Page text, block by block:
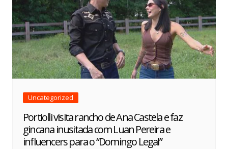
Uncategorized
Portiolli visita rancho de Ana Castela e faz
gincana inusitada com Luan Pereira e
influencers para o “Domingo Legal”